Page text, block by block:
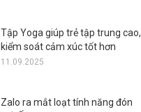
Tập Yoga giúp trẻ tập trung cao,
kiểm soát cảm xúc tốt hơn
11.09.2025
Zalo ra mắt loạt tính năng đón